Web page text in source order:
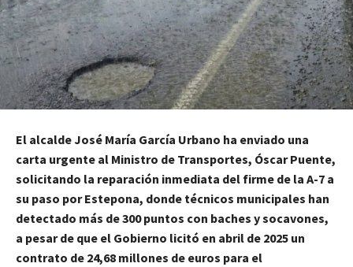
El alcalde José María García Urbano ha enviado una
carta urgente al Ministro de Transportes, Óscar Puente,
solicitando la reparación inmediata del firme de la A-7 a
su paso por Estepona, donde técnicos municipales han
detectado más de 300 puntos con baches y socavones,
a pesar de que el Gobierno licitó en abril de 2025 un
contrato de 24,68 millones de euros para el